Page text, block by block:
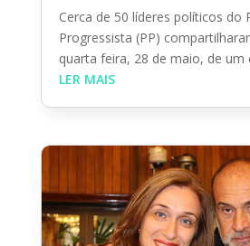
Cerca de 50 líderes políticos do
Progressista (PP)
quarta feira, 28 de maio, de um
LER MAIS